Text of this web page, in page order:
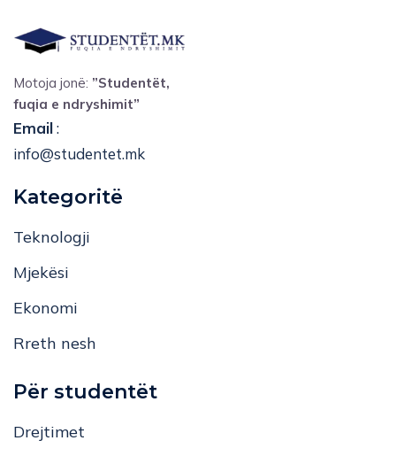
Motoja jonë: ”Studentët,
fuqia e ndryshimit”
Email:
info@studentet.mk
Kategoritë
Teknologji
Mjekësi
Ekonomi
Rreth nesh
Për studentët
Drejtimet